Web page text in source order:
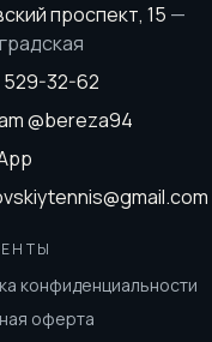
проспект, 15 —
529-32-62
@bereza94
конфиденциальности
оферта